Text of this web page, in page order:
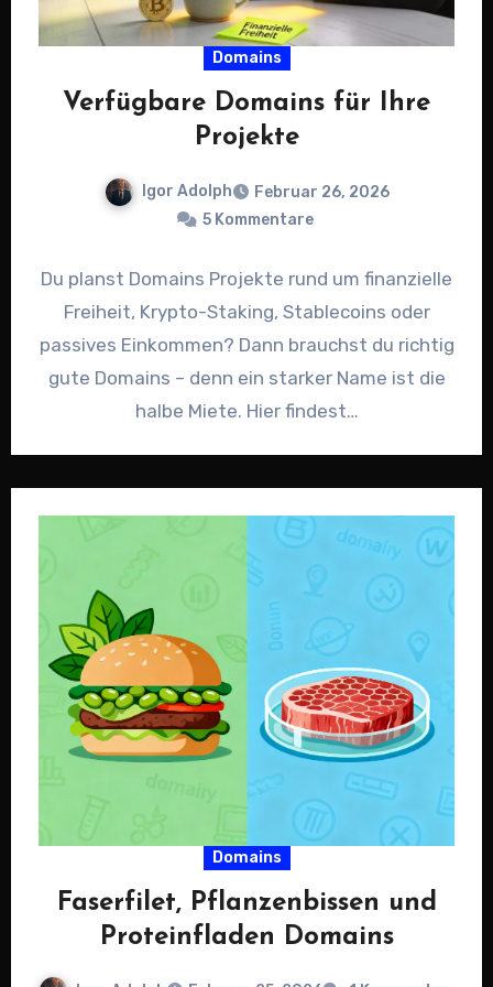
Domains
Verfügbare Domains für Ihre
Projekte
Igor Adolph
Februar 26, 2026
5 Kommentare
Du planst Domains Projekte rund um finanzielle
Freiheit, Krypto-Staking, Stablecoins oder
passives Einkommen? Dann brauchst du richtig
gute Domains – denn ein starker Name ist die
halbe Miete. Hier findest…
Domains
Faserfilet, Pflanzenbissen und
Proteinfladen Domains